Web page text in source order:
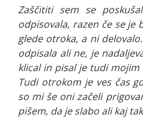
Zaščititi sem se
odpisovala, razen če se
glede otroka, a ni
odpisala ali ne, je
klical in pisal je tudi
Tudi otrokom je ves čas
so mi še oni začeli
pišem, da je slabo ali kaj